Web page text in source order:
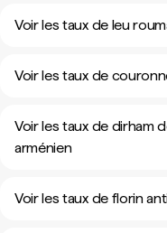
Voir les taux de leu
Voir les taux de
Voir les taux de dirham
arménien
Voir les taux de florin